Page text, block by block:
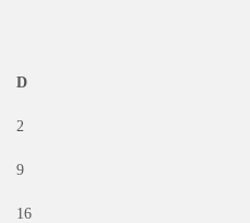
D
2
9
16